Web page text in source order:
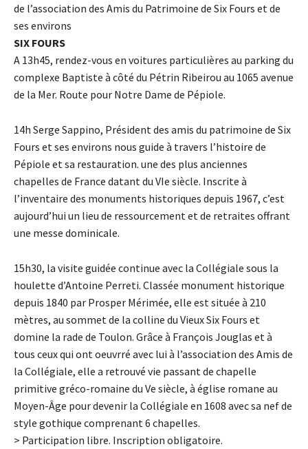
de l’association des Amis du Patrimoine de Six Fours et de
ses environs
SIX FOURS
A 13h45, rendez-vous en voitures particulières au parking du
complexe Baptiste à côté du Pétrin Ribeirou au 1065 avenue
de la Mer. Route pour Notre Dame de Pépiole.
14h Serge Sappino, Président des amis du patrimoine de Six
Fours et ses environs nous guide à travers l’histoire de
Pépiole et sa restauration. une des plus anciennes
chapelles de France datant du VIe siècle. Inscrite à
l’inventaire des monuments historiques depuis 1967, c’est
aujourd’hui un lieu de ressourcement et de retraites offrant
une messe dominicale.
15h30, la visite guidée continue avec la Collégiale sous la
houlette d’Antoine Perreti. Classée monument historique
depuis 1840 par Prosper Mérimée, elle est située à 210
mètres, au sommet de la colline du Vieux Six Fours et
domine la rade de Toulon. Grâce à François Jouglas et à
tous ceux qui ont oeuvrré avec lui à l’association des Amis de
la Collégiale, elle a retrouvé vie passant de chapelle
primitive gréco-romaine du Ve siècle, à église romane au
Moyen-Âge pour devenir la Collégiale en 1608 avec sa nef de
style gothique comprenant 6 chapelles.
> Participation libre. Inscription obligatoire.